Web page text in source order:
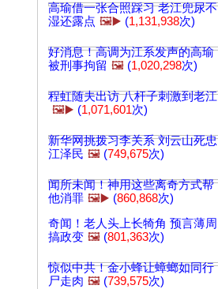
高瑜借一张合照踩习 老江兜尿不
湿还露点 🖼️▶️ (1,131,938次)
好消息！高调为江系发声的高瑜
被刑事拘留 🖼️ (1,020,298次)
程虹随夫出访 八杆子刺激到老江
🖼️▶️ (1,071,601次)
新华网挑拨习李关系 刘云山死忠
江泽民 🖼️ (749,675次)
闻所未闻！神用这些离奇方式帮
他消罪 🖼️▶️ (860,868次)
奇闻！老人头上长犄角 预言薄周
搞政变 🖼️ (801,363次)
惊似中共！金小蜂让蟑螂如同行
尸走肉 🖼️ (739,575次)